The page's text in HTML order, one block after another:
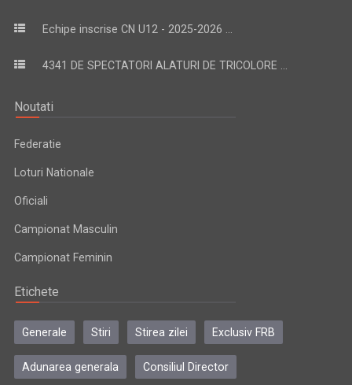
Echipe inscrise CN U12 - 2025-2026 ...
4341 DE SPECTATORI ALATURI DE TRICOLORE ...
Noutati
Federatie
Loturi Nationale
Oficiali
Campionat Masculin
Campionat Feminin
Etichete
Generale Stiri Stirea zilei Exclusiv FRB
Adunarea generala Consiliul Director